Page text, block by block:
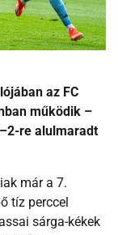
az FC
működik –
re alulmaradt
már a 7.
tíz perccel
sárga-kékek